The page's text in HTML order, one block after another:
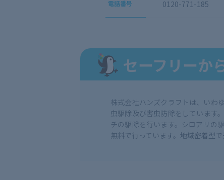
電話番号 0120-771-185
セーフリーか
株式会社ハンズクラフトは、いわ
虫駆除及び害虫防除をしています
チの駆除を行います。シロアリの
無料で行っています。地域密着型